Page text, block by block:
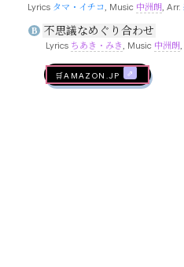
Lyrics タマ・イチコ , Music 中洲朗 , Arr.
B 不思議なめぐり合わせ
Lyrics ちあき・みき, Music 中洲朗,
🛒AMAZON.jp